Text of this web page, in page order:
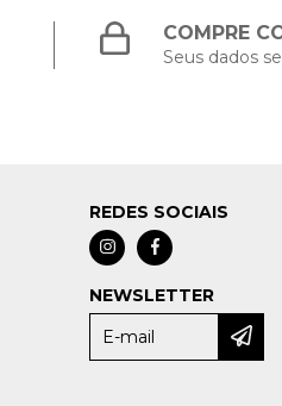
COMPRE
Seus dados
REDES SOCIAIS
NEWSLETTER